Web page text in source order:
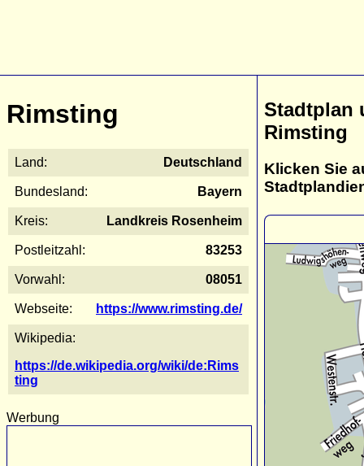
Rimsting
Land: Deutschland
Bundesland: Bayern
Kreis: Landkreis Rosenheim
Postleitzahl: 83253
Vorwahl: 08051
Webseite: https://www.rimsting.de/
Wikipedia:
https://de.wikipedia.org/wiki/de:Rims
ting
Werbung
Stadtplan
Rimsting
Klicken Sie